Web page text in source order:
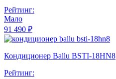
Рейтинг:
Мало
91 490 ₽
Кондиционер Ballu BSTI-18HN8
Рейтинг: